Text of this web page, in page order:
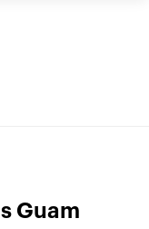
Guam